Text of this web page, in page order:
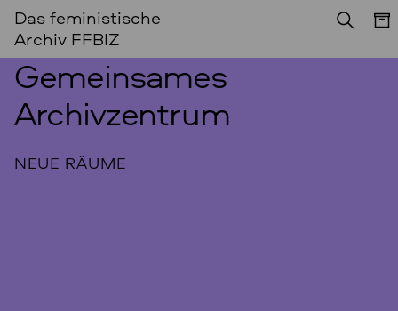
Das feministische
Archiv FFBIZ
Gemeinsames
Archivzentrum
NEUE RÄUME